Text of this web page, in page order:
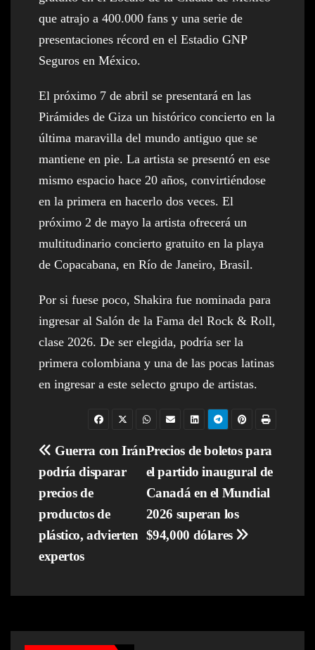
que atrajo a 400.000 fans y una serie de
presentaciones récord en el Estadio GNP
Seguros en México.
El próximo 7 de abril se presentará en las
Pirámides de Giza un histórico concierto en la
última maravilla del mundo antiguo que se
mantiene en pie. La artista se presentó en ese
mismo espacio hace 20 años, convirtiéndose
en la primera en hacerlo dos veces. El
próximo 2 de mayo la artista ofrecerá un
multitudinario concierto gratuito en la playa
de Copacabana, en Río de Janeiro, Brasil.
Por si fuese poco, Shakira fue nominada para
ingresar al Salón de la Fama del Rock & Roll,
clase 2026. De ser elegida, podría ser la
primera colombiana y una de las pocas latinas
en ingresar a este selecto grupo de artistas.
Navegación
de
entradas
Precios de boletos para
el partido inaugural de
Canadá en el Mundial
2026 superan los
$94,000 dólares
Guerra con Irán
podría disparar
precios de
productos de
plástico, advierten
expertos